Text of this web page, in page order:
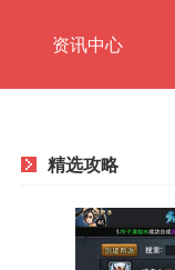
资讯中心
精选攻略